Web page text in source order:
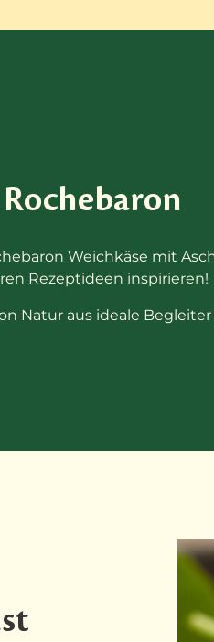
Weichkäse mit
Rezeptideen inspirieren!
Natur aus ideale